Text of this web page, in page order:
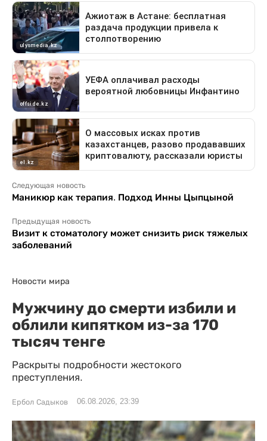
Следующая новость
Маникюр как терапия. Подход Инны Цыпцыной
Предыдущая новость
Визит к стоматологу может снизить риск тяжелых
заболеваний
Новости мира
Мужчину до смерти избили и
облили кипятком из-за 170
тысяч тенге
Раскрыты подробности жестокого
преступления.
Ербол Садыков 06.08.2026, 23:39